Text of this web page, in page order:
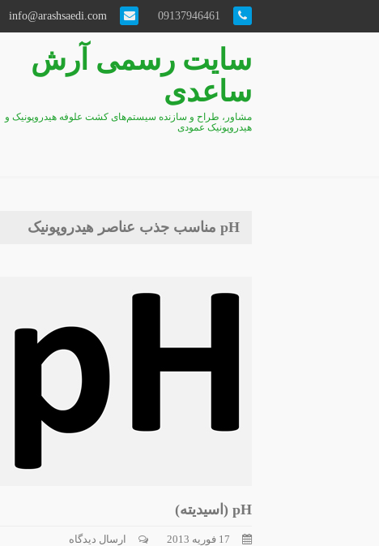
سایت رسمی آرش
ساعدی
مشاور، طراح و سازنده سیستم‌های کشت علوفه هیدروپونیک و
هیدروپونیک عمودی
pH مناسب جذب عناصر هیدروپونیک
pH (اسیدیته)
17 فوریه 2013 ارسال دیدگاه